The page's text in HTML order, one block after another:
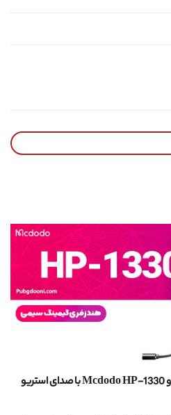
هندزفری گیمینگ سیمی مک دودو Mcdodo HP-1330 با صدای استریو